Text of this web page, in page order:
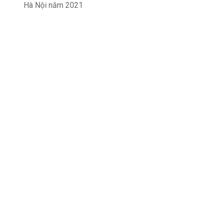
Hà Nội năm 2021